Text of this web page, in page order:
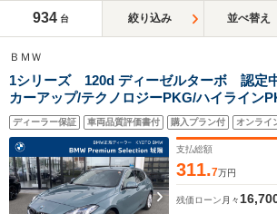
934 台 絞り込み 並べ替え
ＢＭＷ
1シリーズ 120d ディーゼルターボ 認定
カーアップ/テクノロジーPKG/ハイライン
ホイール/ヘッドアップディスプレイ
ディーラー保証 車両品質評価書付 購入プラン付 オンライ
支払総額
311.7万円
残価ローン 月々